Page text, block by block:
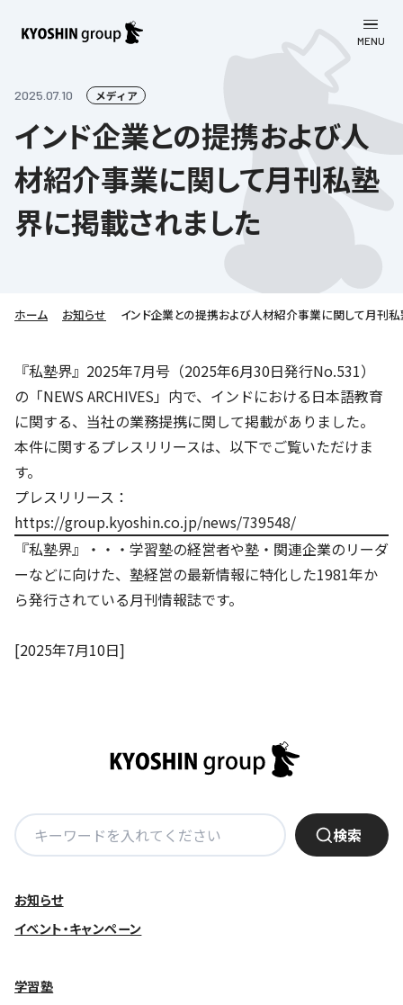
MENU
会社案内
会社案内
企業理念
Company’s Profile
沿革
社歌
京進グループが目指す姿
子会社および関係会社
フランチャイズ事業
事業一覧
学習塾
学習塾について
ライフキャリア
育児・暮らし
京進グループの事業所
京進グループについて
お客さま満足度向上の取り組み
人材育成の取り組み
CSRレポート
ミャンマーへの支援活動
オリジナルバッグプロジェクト
清華・京進発展フォーラム
立木奨学金
価値創造の取り組み
Kyoshin Digital Academy
基本方針
安全・安心にお通いいただくために
お客様相談センター
株主・投資家向け情報
株主・株式関連情報
株主・投資家の皆さまへ
ビジョン／経営方針
IRカレンダー
ディスクロージャーポリシー
免責事項
採用情報
採用情報
京進リクルートInstagram
新卒採用情報
新卒採用デジタルパンフレット
中途採用
講師（アルバイト）募集
保育事業 採用
お問い合わせ
利用規約
個人情報保護方針
特別警報発令時の授業について
Copyright © KYOSHIN Co., Ltd. All rights reserved.
2025.07.10 メディア
インド企業との提携および人
材紹介事業に関して月刊私塾
界に掲載されました
ホーム お知らせ インド企業との提携および人材紹介事業に関して月刊
『私塾界』2025年7月号（2025年6月30日発行No.531）
の「NEWS ARCHIVES」内で、インドにおける日本語教育
に関する、当社の業務提携に関して掲載がありました。
本件に関するプレスリリースは、以下でご覧いただけま
す。
プレスリリース：
https://group.kyoshin.co.jp/news/739548/
『私塾界』・・・学習塾の経営者や塾・関連企業のリーダ
ーなどに向けた、塾経営の最新情報に特化した1981年か
ら発行されている月刊情報誌です。
[2025年7月10日]
検
索:
検索
お知らせ
イベント・キャンペーン
学習塾